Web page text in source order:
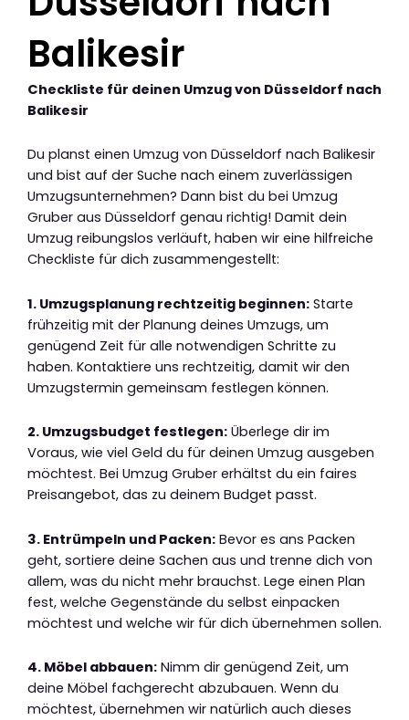
Balikesir
Checkliste für deinen Umzug von Düsseldorf nach
Balikesir
Du planst einen Umzug von Düsseldorf nach Balikesir
und bist auf der Suche nach einem zuverlässigen
Umzugsunternehmen? Dann bist du bei Umzug
Gruber aus Düsseldorf genau richtig! Damit dein
Umzug reibungslos verläuft, haben wir eine hilfreiche
Checkliste für dich zusammengestellt:
1. Umzugsplanung rechtzeitig beginnen: Starte
frühzeitig mit der Planung deines Umzugs, um
genügend Zeit für alle notwendigen Schritte zu
haben. Kontaktiere uns rechtzeitig, damit wir den
Umzugstermin gemeinsam festlegen können.
2. Umzugsbudget festlegen: Überlege dir im
Voraus, wie viel Geld du für deinen Umzug ausgeben
möchtest. Bei Umzug Gruber erhältst du ein faires
Preisangebot, das zu deinem Budget passt.
3. Entrümpeln und Packen: Bevor es ans Packen
geht, sortiere deine Sachen aus und trenne dich von
allem, was du nicht mehr brauchst. Lege einen Plan
fest, welche Gegenstände du selbst einpacken
möchtest und welche wir für dich übernehmen sollen.
4. Möbel abbauen: Nimm dir genügend Zeit, um
deine Möbel fachgerecht abzubauen. Wenn du
möchtest, übernehmen wir natürlich auch dieses